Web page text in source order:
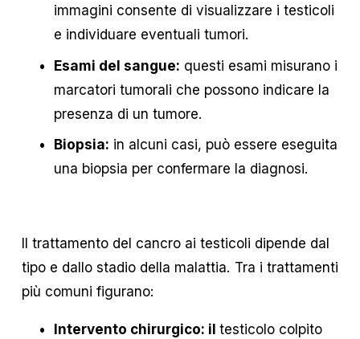
immagini consente di visualizzare i testicoli
e individuare eventuali tumori.
Esami del sangue: questi esami misurano i
marcatori tumorali che possono indicare la
presenza di un tumore.
Biopsia: in alcuni casi, può essere eseguita
una biopsia per confermare la diagnosi.
Il trattamento del cancro ai testicoli dipende dal
tipo e dallo stadio della malattia. Tra i trattamenti
più comuni figurano:
Intervento chirurgico: il testicolo colpito